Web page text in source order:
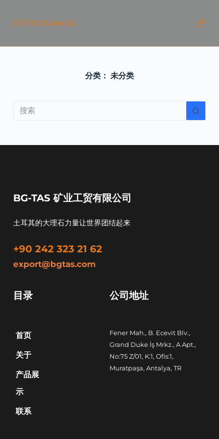
过
BGTAŞ Madencilik
分类： 未分类
结
BG-TAS 矿业工贸有限公司
土耳其的大理石力量让世界团结起来
+90 242 323 21 62
export@bgtas.com
目录
首页
关于
产品展
示
联系
公司地址
Fener Mah., B. Ecevit Blv.,
Grand Duke İş Mrkz., A Apt.,
No:75 Z/01, K:1, Ofis:1,
Muratpaşa, Antalya, TR